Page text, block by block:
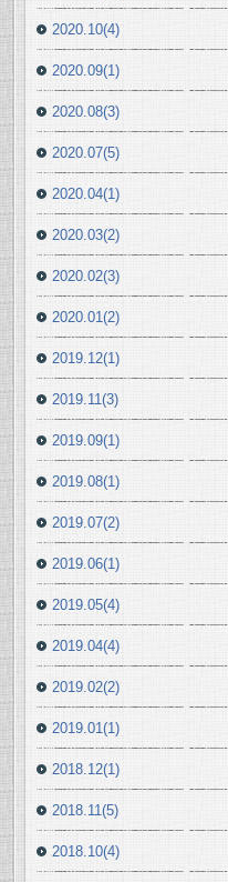
2020.10(4)
2020.09(1)
2020.08(3)
2020.07(5)
2020.04(1)
2020.03(2)
2020.02(3)
2020.01(2)
2019.12(1)
2019.11(3)
2019.09(1)
2019.08(1)
2019.07(2)
2019.06(1)
2019.05(4)
2019.04(4)
2019.02(2)
2019.01(1)
2018.12(1)
2018.11(5)
2018.10(4)